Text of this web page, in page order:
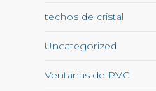
techos de cristal
Uncategorized
Ventanas de PVC